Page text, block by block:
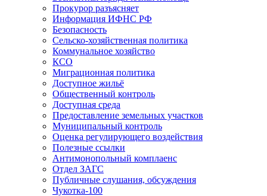
Прокурор разъясняет
Информация ИФНС РФ
Безопасность
Сельско-хозяйственная политика
Коммунальное хозяйство
КСО
Миграционная политика
Доступное жильё
Общественный контроль
Доступная среда
Предоставление земельных участков
Муниципальный контроль
Оценка регулирующего воздействия
Полезные ссылки
Антимонопольный комплаенс
Отдел ЗАГС
Публичные слушания, обсуждения
Чукотка-100